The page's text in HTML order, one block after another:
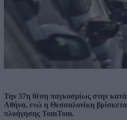
Την 37η θέση παγκοσμίως στην
Αθήνα, ενώ η Θεσσαλονίκη
πλοήγησης TomTom.